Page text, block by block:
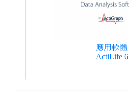
應用軟體
ActiLife 6